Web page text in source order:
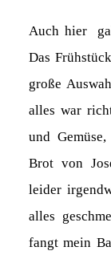
Auch hier
Das
große
alles war
und
Brot von
leider
alles
fangt mein